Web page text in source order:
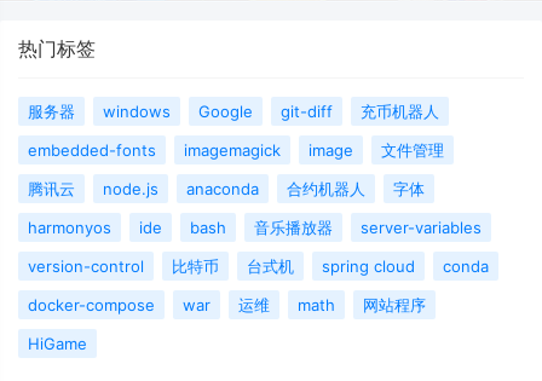
热门标签
服务器 windows Google git-diff
充币机器人
embedded-fonts
imagemagick image
文件管理
腾讯云
node.js anaconda 合约机器人
字体
harmonyos
ide bash 音乐播放器
server-variables
version-control
比特币 台式机 spring cloud
conda
docker-compose
war 运维 math
网站程序
HiGame